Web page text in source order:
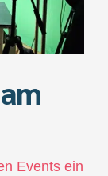
Events ein